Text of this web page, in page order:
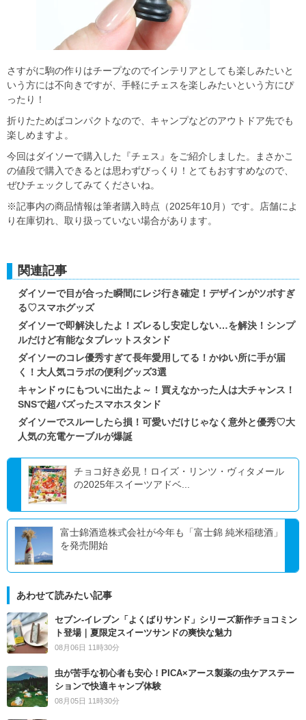
さすがに駒の作りはチープなのでインテリアとしても楽しみたいと
いう方には不向きですが、手軽にチェスを楽しみたいという方にぴ
ったり！
折りたためばコンパクトなので、キャンプなどのアウトドア先でも
楽しめますよ。
今回はダイソーで購入した『チェス』をご紹介しました。まさかこ
の値段で購入できるとは思わずびっくり！とてもおすすめなので、
ぜひチェックしてみてくださいね。
※記事内の商品情報は筆者購入時点（2025年10月）です。店舗によ
り在庫切れ、取り扱っていない場合があります。
関連記事
ダイソーで目が合った瞬間にレジ行き確定！デザインがツボすぎ
る♡スマホグッズ
ダイソーで即解決したよ！ズレるし安定しない…を解決！シンプ
ルだけど有能なタブレットスタンド
ダイソーのコレ優秀すぎて長年愛用してる！かゆい所に手が届
く！大人気コラボの便利グッズ3選
キャンドゥにもついに出たよ～！買えなかった人は大チャンス！
SNSで超バズったスマホスタンド
ダイソーでスルーしたら損！可愛いだけじゃなく意外と優秀♡大
人気の充電ケーブルが爆誕
チョコ好き必見！ロイズ・リンツ・ヴィタメール
の2025年スイーツアドベ...
富士錦酒造株式会社が今年も「富士錦 純米稲穂酒」
を発売開始
あわせて読みたい記事
セブン‐イレブン「よくばりサンド」シリーズ新作チョコミン
ト登場｜夏限定スイーツサンドの爽快な魅力
08月06日 11時30分
虫が苦手な初心者も安心！PICA×アース製薬の虫ケアステー
ションで快適キャンプ体験
08月05日 11時30分